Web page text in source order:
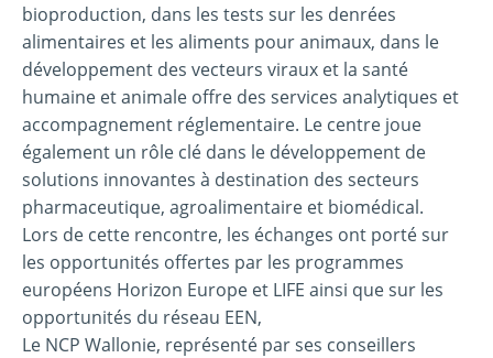
bioproduction, dans les tests sur les denrées
alimentaires et les aliments pour animaux, dans le
développement des vecteurs viraux et la santé
humaine et animale offre des services analytiques et
accompagnement réglementaire. Le centre joue
également un rôle clé dans le développement de
solutions innovantes à destination des secteurs
pharmaceutique, agroalimentaire et biomédical.
Lors de cette rencontre, les échanges ont porté sur
les opportunités offertes par les programmes
européens Horizon Europe et LIFE ainsi que sur les
opportunités du réseau EEN,
Le NCP Wallonie, représenté par ses conseillers